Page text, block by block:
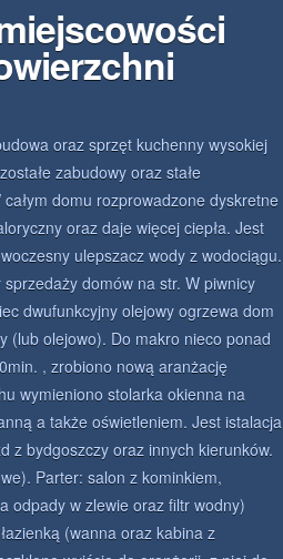
oraz sprzęt kuchenny wysokiej
zabudowy oraz stałe
domu rozprowadzone dyskretne
oraz daje więcej ciepła. Jest
ulepszacz wody z wodociągu.
sprzedaży domów na str. W piwnicy
dwufunkcyjny olejowy ogrzewa dom
(lub olejowo). Do makro nieco ponad
, zrobiono nową aranżację
wymieniono stolarka okienna na
a także oświetleniem. Jest istalacja
z bydgoszczy oraz innych kierunków.
Parter: salon z kominkiem,
odpady w zlewie oraz filtr wodny)
(wanna oraz kabina z